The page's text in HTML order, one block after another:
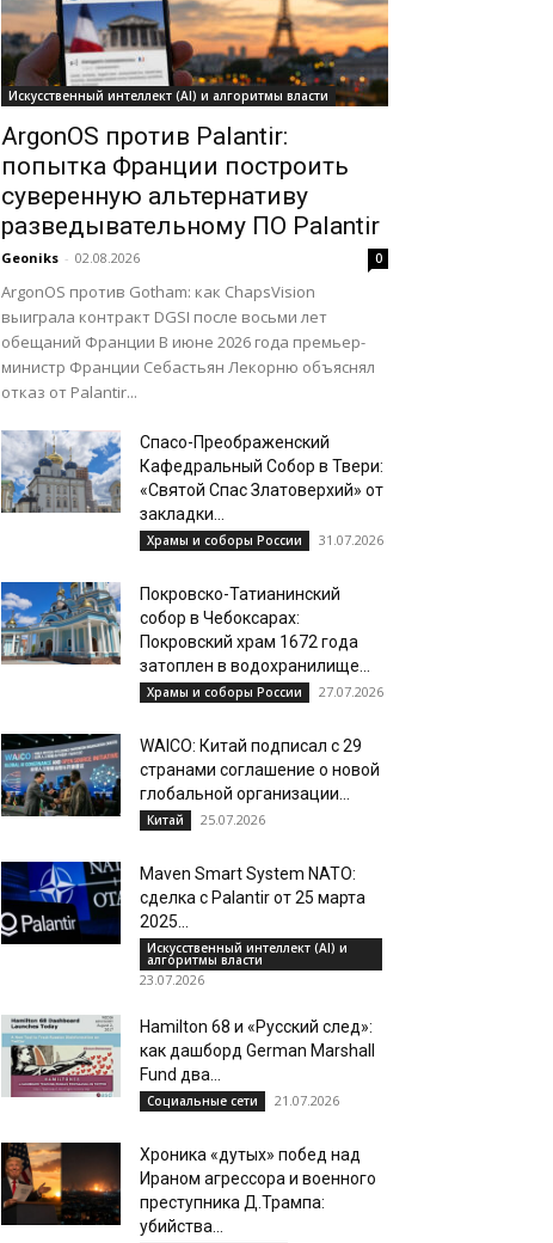
Искусственный интеллект (AI) и алгоритмы власти
ArgonOS против Palantir:
попытка Франции построить
суверенную альтернативу
разведывательному ПО Palantir
Geoniks - 02.08.2026 0
ArgonOS против Gotham: как ChapsVision
выиграла контракт DGSI после восьми лет
обещаний Франции В июне 2026 года премьер-
министр Франции Себастьян Лекорню объяснял
отказ от Palantir...
Спасо-Преображенский
Кафедральный Собор в Твери:
«Святой Спас Златоверхий» от
закладки...
Храмы и соборы России 31.07.2026
Покровско-Татианинский
собор в Чебоксарах:
Покровский храм 1672 года
затоплен в водохранилище...
Храмы и соборы России 27.07.2026
WAICO: Китай подписал с 29
странами соглашение о новой
глобальной организации...
Китай 25.07.2026
Maven Smart System NATO:
сделка с Palantir от 25 марта
2025...
Искусственный интеллект (AI) и
алгоритмы власти
23.07.2026
Hamilton 68 и «Русский след»:
как дашборд German Marshall
Fund два...
Социальные сети 21.07.2026
Хроника «дутых» побед над
Ираном агрессора и военного
преступника Д.Трампа:
убийства...